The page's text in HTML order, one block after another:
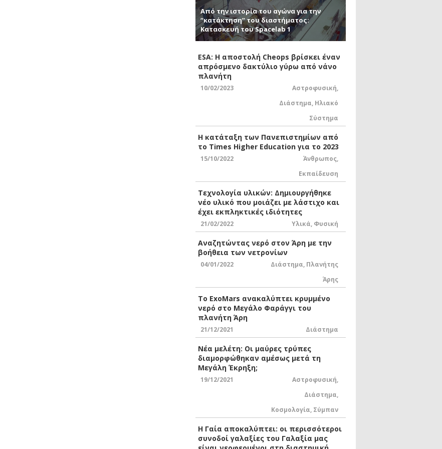
Από την ιστορία του αγώνα για την
“κατάκτηση” του διαστήματος:
Κατασκευή του Spacelab 1
ESA: Η αποστολή Cheops βρίσκει έναν
απρόσμενο δακτύλιο γύρω από νάνο
πλανήτη
10/02/2023 Αστροφυσική,
Διάστημα, Ηλιακό
Σύστημα
Η κατάταξη των Πανεπιστημίων από
το Times Higher Education για το 2023
15/10/2022 Άνθρωπος,
Εκπαίδευση
Τεχνολογία υλικών: Δημιουργήθηκε
νέο υλικό που μοιάζει με λάστιχο και
έχει εκπληκτικές ιδιότητες
21/02/2022 Υλικά, Φυσική
Αναζητώντας νερό στον Άρη με την
βοήθεια των νετρονίων
04/01/2022 Διάστημα, Πλανήτης
Άρης
Το ExoMars ανακαλύπτει κρυμμένο
νερό στο Μεγάλο Φαράγγι του
πλανήτη Άρη
21/12/2021 Διάστημα
Νέα μελέτη: Οι μαύρες τρύπες
διαμορφώθηκαν αμέσως μετά τη
Μεγάλη Έκρηξη;
19/12/2021 Αστροφυσική,
Διάστημα,
Κοσμολογία, Σύμπαν
Η Γαία αποκαλύπτει: οι περισσότεροι
συνοδοί γαλαξίες του Γαλαξία μας